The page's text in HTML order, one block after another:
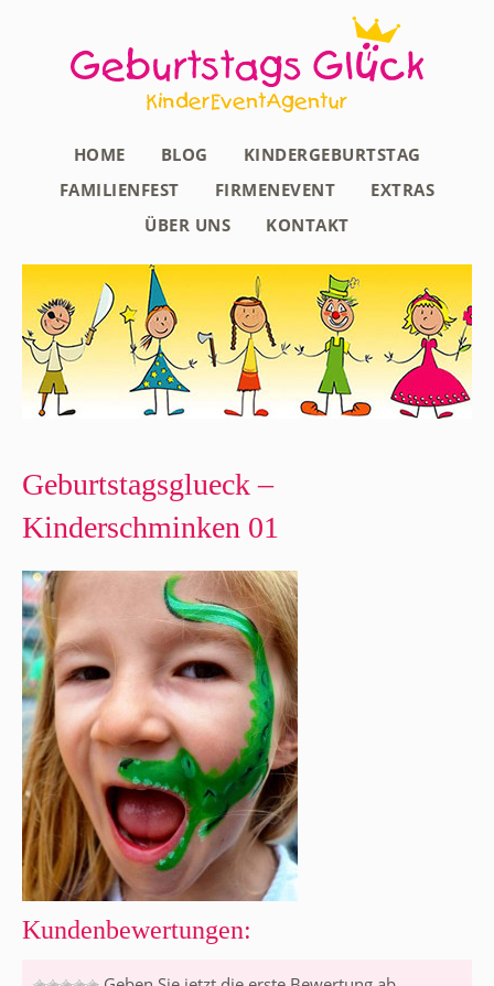
HOME BLOG
KINDERGEBURTSTAG
FAMILIENFEST
FIRMENEVENT
EXTRAS
ÜBER UNS
KONTAKT
Geburtstagsglueck –
Kinderschminken 01
Kundenbewertungen: